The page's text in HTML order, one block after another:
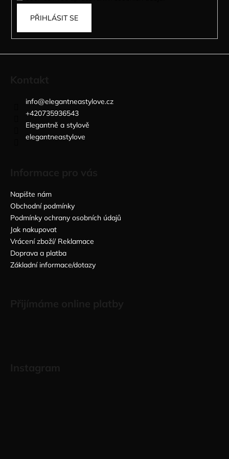
PŘIHLÁSIT SE
info@elegantneastylove.cz
+420735936543
Elegantně a stylově
elegantneastylove
Napište nám
Obchodní podmínky
Podmínky ochrany osobních údajů
Jak nakupovat
Vrácení zboží/ Reklamace
Doprava a platba
Základní informace/dotazy